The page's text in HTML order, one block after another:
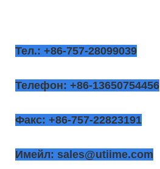
Тел.: +86-757-28099039
Телефон: +86-13650754456
Факс: +86-757-22823191
Имейл: sales@utiime.com